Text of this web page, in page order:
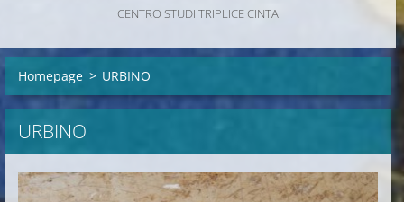
CENTRO STUDI TRIPLICE CINTA
Homepage > URBINO
URBINO